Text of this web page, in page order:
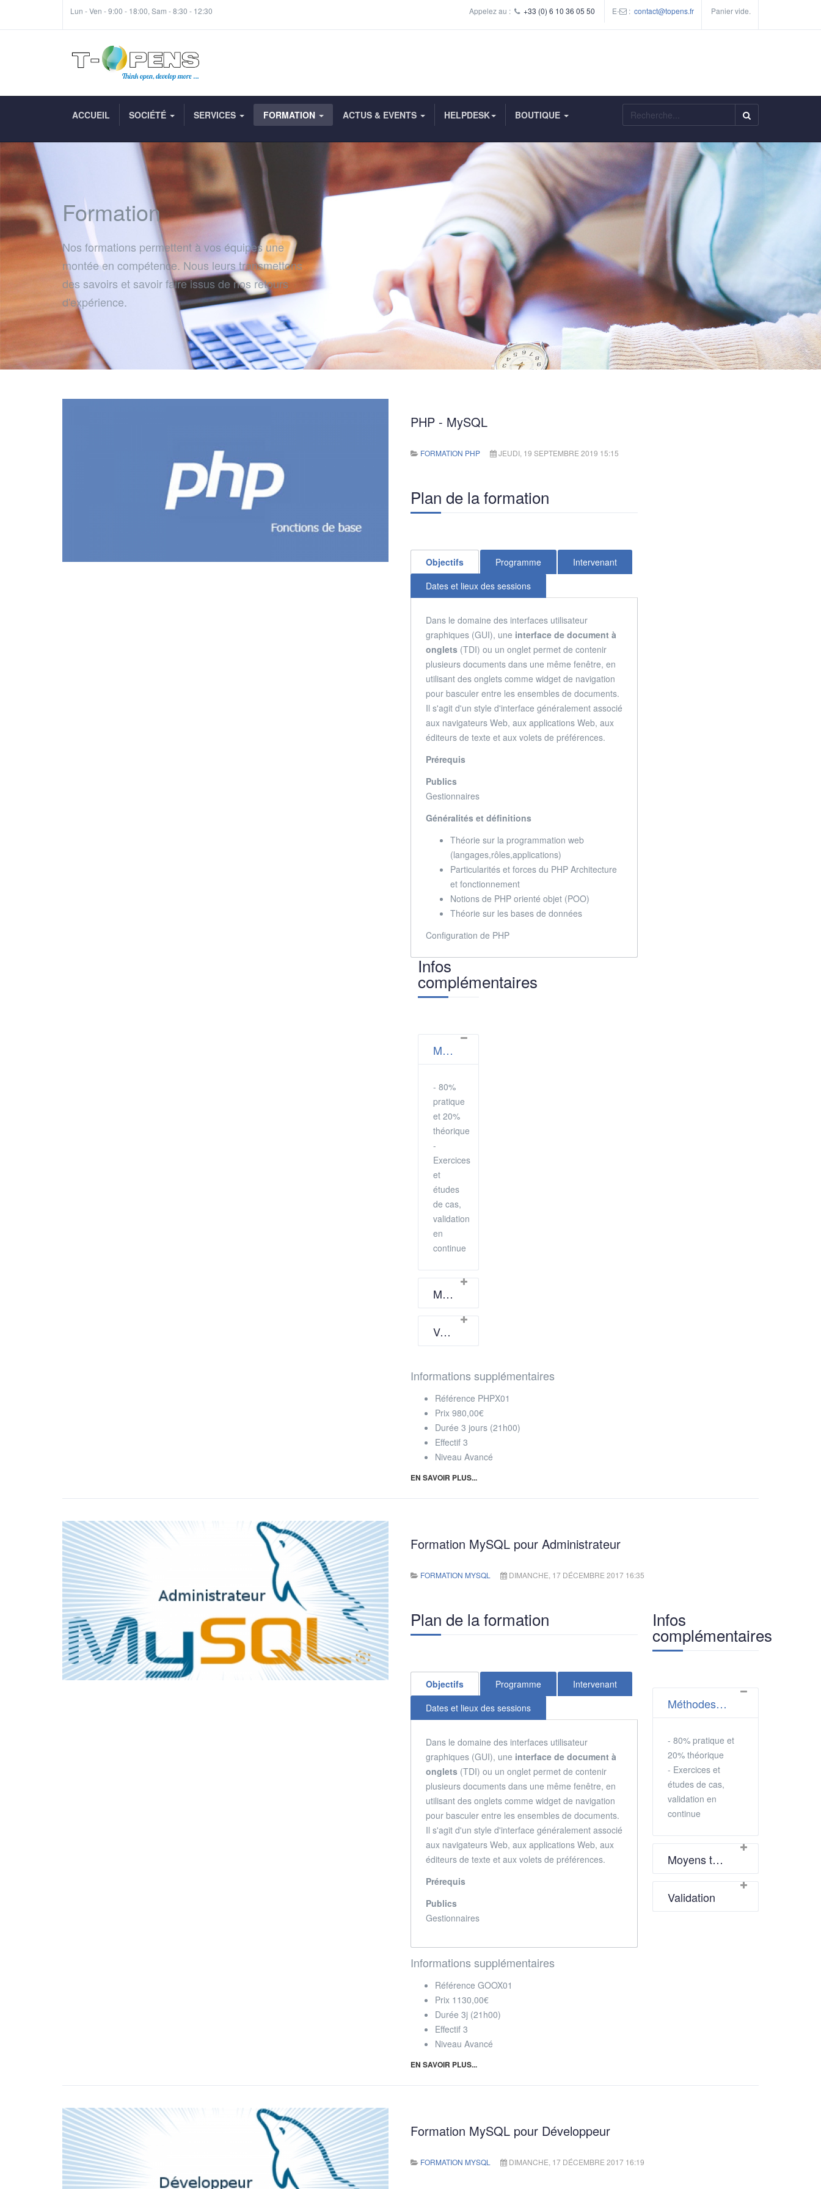
Lun - Ven - 9:00 - 18:00, Sam - 8:30 - 12:30 Appelez au : +33 (0) 6 10 36 05 50 E- : contact@topens.fr Panier vide.
ACCUEIL SOCIÉTÉ SERVICES FORMATION ACTUS & EVENTS HELPDESK BOUTIQUE Rechercher
Formation
Nos formations permettent à vos équipes une
montée en compétence. Nous leurs transmettons
des savoirs et savoir faire issus de nos retours
d'expérience.
PHP - MySQL
FORMATION PHP JEUDI, 19 SEPTEMBRE 2019 15:15
Plan de la formation
Objectifs Programme
Intervenant
Dates et lieux des sessions
Dans le domaine des interfaces utilisateur
graphiques (GUI), une interface de document à
onglets (TDI) ou un onglet permet de contenir
plusieurs documents dans une même fenêtre, en
utilisant des onglets comme widget de navigation
pour basculer entre les ensembles de documents.
Il s'agit d'un style d'interface généralement associé
aux navigateurs Web, aux applications Web, aux
éditeurs de texte et aux volets de préférences.
Prérequis
Publics
Gestionnaires
Généralités et définitions
Théorie sur la programmation web
(langages,rôles,applications)
Particularités et forces du PHP Architecture
et fonctionnement
Notions de PHP orienté objet (POO)
Théorie sur les bases de données
Configuration de PHP
Infos
complémentaires
Méthodes pédagogiques
- 80%
pratique
et 20%
théorique
-
Exercices
et
études
de cas,
validation
en
continue
Moyens techniques
Validation
Informations supplémentaires
Référence PHPX01
Prix 980,00€
Durée 3 jours (21h00)
Effectif 3
Niveau Avancé
EN SAVOIR PLUS...
Formation MySQL pour Administrateur
FORMATION MYSQL DIMANCHE, 17 DÉCEMBRE 2017 16:35
Plan de la formation
Objectifs Programme
Intervenant
Dates et lieux des sessions
Dans le domaine des interfaces utilisateur
graphiques (GUI), une interface de document à
onglets (TDI) ou un onglet permet de contenir
plusieurs documents dans une même fenêtre, en
utilisant des onglets comme widget de navigation
pour basculer entre les ensembles de documents.
Il s'agit d'un style d'interface généralement associé
aux navigateurs Web, aux applications Web, aux
éditeurs de texte et aux volets de préférences.
Prérequis
Publics
Gestionnaires
Infos
complémentaires
Méthodes pédagogiques
- 80% pratique et
20% théorique
- Exercices et
études de cas,
validation en
continue
Moyens techniques
Validation
Informations supplémentaires
Référence GOOX01
Prix 1130,00€
Durée 3j (21h00)
Effectif 3
Niveau Avancé
EN SAVOIR PLUS...
Formation MySQL pour Développeur
FORMATION MYSQL DIMANCHE, 17 DÉCEMBRE 2017 16:19